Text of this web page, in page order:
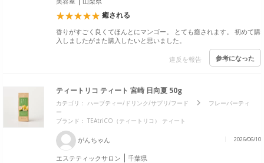
癒される
香りがすごく良くてほんとにマンゴー。 とても癒されます。 初めて購
入しましたがまた購入したいと思いました。
違反を報告 参考になった
ティートリコ ティート 宮崎 日向夏 50g
カテゴリ： ハーブティー/ドリンク/サプリ/フード
フレーバーティ
ー
ブランド： TEAtriCO（ティートリコ） ティート
がんちゃん 2026/06/10
エステティックサロン 千葉県